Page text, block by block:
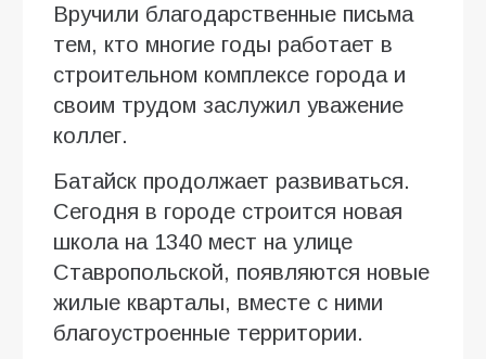
Вручили благодарственные письма
тем, кто многие годы работает в
строительном комплексе города и
своим трудом заслужил уважение
коллег.
Батайск продолжает развиваться.
Сегодня в городе строится новая
школа на 1340 мест на улице
Ставропольской, появляются новые
жилые кварталы, вместе с ними
благоустроенные территории.